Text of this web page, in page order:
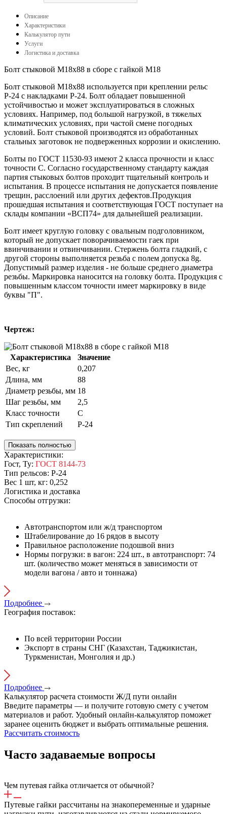
Описание
Характеристики
Калькулятор пути
Услуги
Логистика и доставка
Болт стыковой M18x88 в сборе c гайкой M18
Болт стыковой М18х88 используется при креплении рельс
Р-24 с накладками Р-24. Болт обладает повышенной
устойчивостью и может эксплуатироваться в сложных
условиях. Например, под большой нагрузкой, в тяжелых
климатических условиях, при частой смене погодных
условий. Болт стыковой производятся из обработанных
стальных заготовок не подверженных коррозии и окислению.
Болты по ГОСТ 11530-93 имеют 2 класса прочности и класс
точности С. Согласно государственному стандарту каждая
партия стыковых болтов проходит тщательный контроль и
испытания. В процессе испытания не допускается появление
трещин, расслоений или других дефектов.Продукция
прошедшая испытания и соответствующая ГОСТ поступает на
склады компании «ВСП74» для дальнейшей реализации.
Болт имеет круглую головку с овальным подголовником,
который не допускает поворачиваемости гаек при
ввинчивании и отвинчивании. Стержень болта гладкий, с
другой стороны выполняется резьба с полем допуска 8g.
Допустимый размер изделия - не больше среднего диаметра
резьбы. Маркировка наносится на головку болта. Продукция с
повышенным классом точности имеет маркировку в виде
буквы "П".
Чертеж:
Характеристика
Значение
Вес, кг
0,207
Длина, мм
88
Диаметр резьбы, мм 18
Шаг резьбы, мм
2,5
Класс точности
С
Тип скреплений
Р-24
Показать полностью
Характеристики:
Гост, Ту: ГОСТ 8144-73
Тип рельсов: Р-24
Вес 1 шт, кг: 0,252
Логистика и доставка
Способы отгрузки:
Автотранспортом или ж/д транспортом
Штабелирование до 16 рядов в высоту
Правильное расположение подошвой вниз
Нормы погрузки: в вагон: 224 шт., в автотранспорт: 74
шт. (количество может меняться в зависимости от
модели вагона / авто и тоннажа)
Подробнее
География поставок:
По всей территории России
Экспорт в страны СНГ (Казахстан, Таджикистан,
Туркменистан, Монголия и др.)
Подробнее
Калькулятор расчета стоимости Ж/Д пути онлайн
Введите параметры — и получите готовую смету с учетом
материалов и работ. Удобный онлайн-калькулятор поможет
заранее оценить бюджет и выбрать оптимальные решения.
Рассчитать стоимость
Часто задаваемые вопросы
Чем путевая гайка отличается от обычной?
Путевые гайки рассчитаны на знакопеременные и ударные